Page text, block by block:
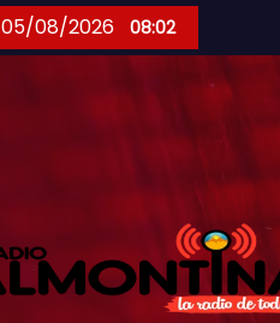
05/08/2026 08:02